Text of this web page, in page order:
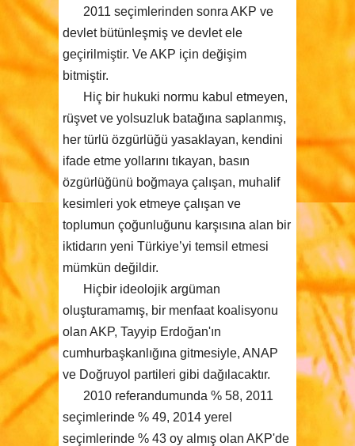
2011 seçimlerinden sonra AKP ve
devlet bütünleşmiş ve devlet ele
geçirilmiştir. Ve AKP için değişim
bitmiştir.
Hiç bir hukuki normu kabul etmeyen,
rüşvet ve yolsuzluk batağına saplanmış,
her türlü özgürlüğü yasaklayan, kendini
ifade etme yollarını tıkayan, basın
özgürlüğünü boğmaya çalışan, muhalif
kesimleri yok etmeye çalışan ve
toplumun çoğunluğunu karşısına alan bir
iktidarın yeni Türkiye’yi temsil etmesi
mümkün değildir.
Hiçbir ideolojik argüman
oluşturamamış, bir menfaat koalisyonu
olan AKP, Tayyip Erdoğan'ın
cumhurbaşkanlığına gitmesiyle, ANAP
ve Doğruyol partileri gibi dağılacaktır.
2010 referandumunda % 58, 2011
seçimlerinde % 49, 2014 yerel
seçimlerinde % 43 oy almış olan AKP'de